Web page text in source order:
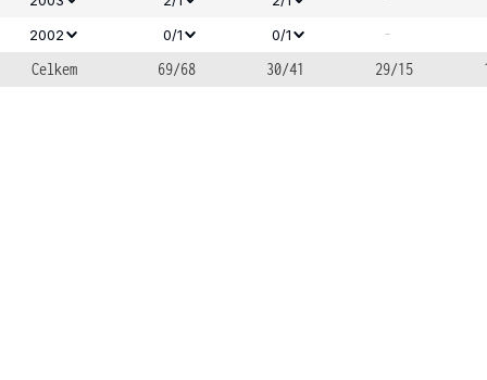
2002 0/1 0/1
-
Celkem
69/68 30/41 29/15